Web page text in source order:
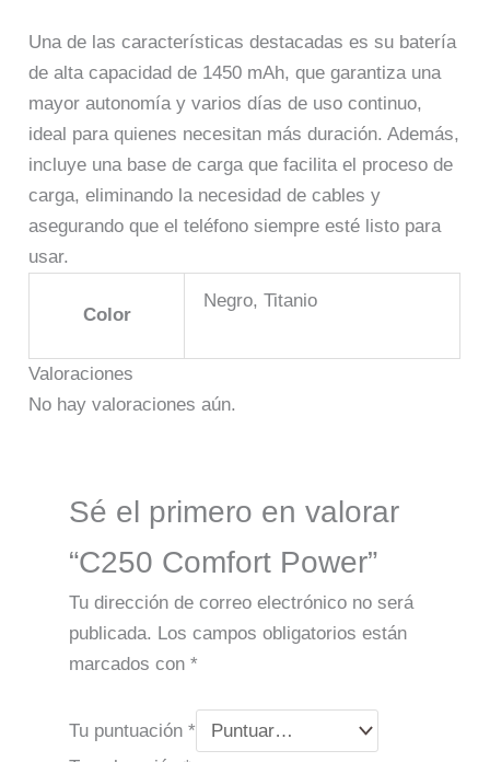
Una de las características destacadas es su batería
de alta capacidad de 1450 mAh, que garantiza una
mayor autonomía y varios días de uso continuo,
ideal para quienes necesitan más duración. Además,
incluye una base de carga que facilita el proceso de
carga, eliminando la necesidad de cables y
asegurando que el teléfono siempre esté listo para
usar.
Color
Negro, Titanio
Valoraciones
No hay valoraciones aún.
Sé el primero en valorar
“C250 Comfort Power”
Tu dirección de correo electrónico no será
publicada. Los campos obligatorios están
marcados con *
Tu puntuación *